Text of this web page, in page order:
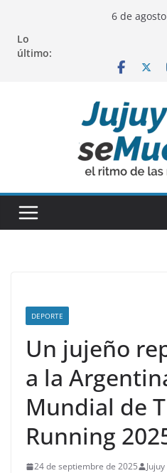
contenido
6 de
Lo
último:
DEPORTE
Un jujeño
a la
Mundial de
Running
24 de septiembre de 2025